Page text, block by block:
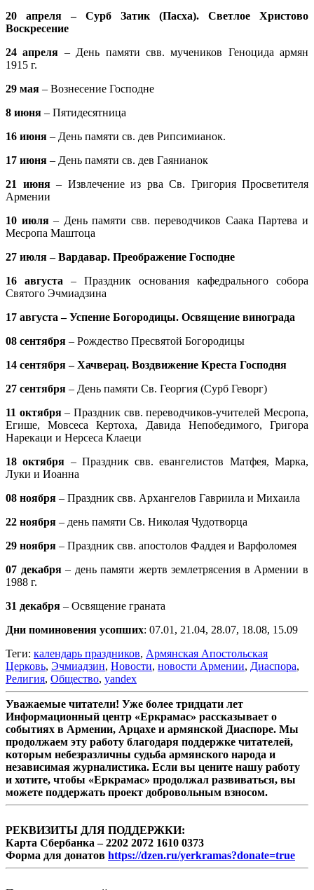
20 апреля – Сурб Затик (Пасха). Светлое Христово
Воскресение
24 апреля – День памяти свв. мучеников Геноцида армян
1915 г.
29 мая – Вознесение Господне
8 июня – Пятидесятница
16 июня – День памяти св. дев Рипсимианок.
17 июня – День памяти св. дев Гаянианок
21 июня – Извлечение из рва Св. Григория Просветителя
Армении
10 июля– День памяти свв. переводчиков Саака Партева и
Месропа Маштоца
27 июля – Вардавар. Преображение Господне
16 августа – Праздник основания кафедрального собора
Святого Эчмиадзина
17 августа – Успение Богородицы. Освящение винограда
08 сентября – Рождество Пресвятой Богородицы
14 сентября – Хачверац. Воздвижение Креста Господня
27 сентября – День памяти Св. Георгия (Сурб Геворг)
11 октября– Праздник свв. переводчиков-учителей Месропа,
Егише, Мовсеса Кертоха, Давида Непобедимого, Григора
Нарекаци и Нерсеса Клаеци
18 октября – Праздник свв. евангелистов Матфея, Марка,
Луки и Иоанна
08 ноября – Праздник свв. Архангелов Гавриила и Михаила
22 ноября – день памяти Св. Николая Чудотворца
29 ноября – Праздник свв. апостолов Фаддея и Варфоломея
07 декабря– день памяти жертв землетрясения в Армении в
1988 г.
31 декабря – Освящение граната
Дни поминовения усопших: 07.01, 21.04, 28.07, 18.08, 15.09
Теги: календарь праздников, Армянская Апостольская
Церковь, Эчмиадзин, Новости, новости Армении, Диаспора,
Религия, Общество, yandex
Уважаемые читатели! Уже более тридцати лет
Информационный центр «Еркрамас» рассказывает о
событиях в Армении, Арцахе и армянской Диаспоре. Мы
продолжаем эту работу благодаря поддержке читателей,
которым небезразличны судьба армянского народа и
независимая журналистика. Если вы цените нашу работу
и хотите, чтобы «Еркрамас» продолжал развиваться, вы
можете поддержать проект добровольным взносом.
РЕКВИЗИТЫ ДЛЯ ПОДДЕРЖКИ:
Карта Сбербанка – 2202 2072 1610 0373
Форма для донатов https://dzen.ru/yerkramas?donate=true